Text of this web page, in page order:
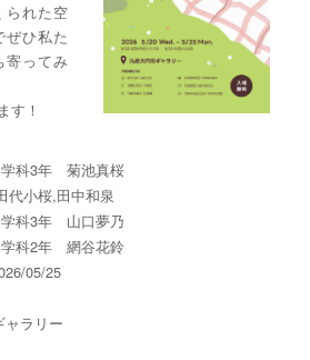
られた空
ぜひ私た
寄ってみ
す！
学科3年 菊池真桜
小桜,田中和泉
学科3年 山口夢乃
学科2年 網谷花鈴
05/25
ャラリー